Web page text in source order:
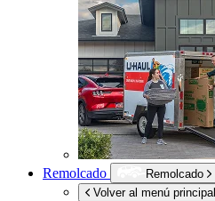
Remolcado
Remolcado
Volver al menú principal